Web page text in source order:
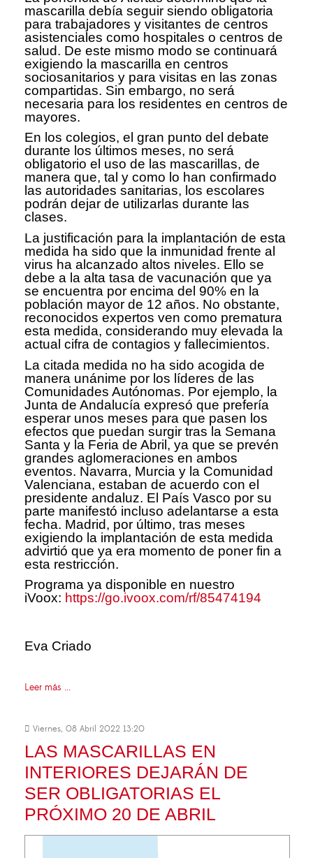
mascarilla debía seguir siendo obligatoria
para trabajadores y visitantes de centros
asistenciales como hospitales o centros de
salud. De este mismo modo se continuará
exigiendo la mascarilla en centros
sociosanitarios y para visitas en las zonas
compartidas. Sin embargo, no será
necesaria para los residentes en centros de
mayores.
En los colegios, el gran punto del debate
durante los últimos meses, no será
obligatorio el uso de las mascarillas, de
manera que, tal y como lo han confirmado
las autoridades sanitarias, los escolares
podrán dejar de utilizarlas durante las
clases.
La justificación para la implantación de esta
medida ha sido que la inmunidad frente al
virus ha alcanzado altos niveles. Ello se
debe a la alta tasa de vacunación que ya
se encuentra por encima del 90% en la
población mayor de 12 años. No obstante,
reconocidos expertos ven como prematura
esta medida, considerando muy elevada la
actual cifra de contagios y fallecimientos.
La citada medida no ha sido acogida de
manera unánime por los líderes de las
Comunidades Autónomas. Por ejemplo, la
Junta de Andalucía expresó que prefería
esperar unos meses para que pasen los
efectos que puedan surgir tras la Semana
Santa y la Feria de Abril, ya que se prevén
grandes aglomeraciones en ambos
eventos. Navarra, Murcia y la Comunidad
Valenciana, estaban de acuerdo con el
presidente andaluz. El País Vasco por su
parte manifestó incluso adelantarse a esta
fecha. Madrid, por último, tras meses
exigiendo la implantación de esta medida
advirtió que ya era momento de poner fin a
esta restricción.
Programa ya disponible en nuestro
iVoox: https://go.ivoox.com/rf/85474194
Eva Criado
Leer más ...
Viernes, 08 Abril 2022 13:20
LAS MASCARILLAS EN
INTERIORES DEJARÁN DE
SER OBLIGATORIAS EL
PRÓXIMO 20 DE ABRIL